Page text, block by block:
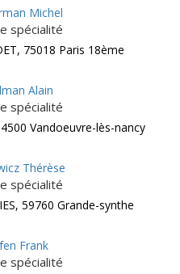
Michel
spécialité
75018 Paris 18ème
Alain
spécialité
Vandoeuvre-lès-nancy
Thérèse
spécialité
59760 Grande-synthe
Frank
spécialité